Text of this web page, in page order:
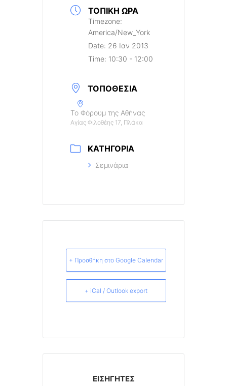
ΤΟΠΙΚΉ ΏΡΑ
Timezone:
America/New_York
Date: 26 Ιαν 2013
Time: 10:30 - 12:00
ΤΟΠΟΘΕΣΊΑ
Το Φόρουμ της Αθήνας
Αγίας Φιλοθέης 17, Πλάκα
ΚΑΤΗΓΟΡΊΑ
Σεμινάρια
+ Προσθήκη στο Google Calendar
+ iCal / Outlook export
ΕΙΣΗΓΗΤΈΣ